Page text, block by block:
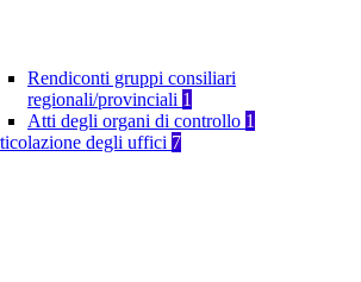
Rendiconti gruppi consiliari
regionali/provinciali 1
Atti degli organi di controllo 1
degli uffici 7